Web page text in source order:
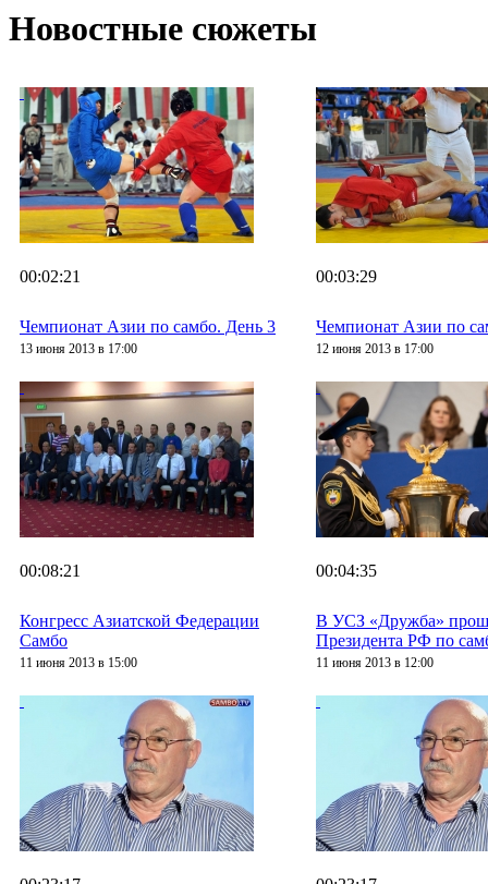
Новостные сюжеты
00:02:21
Чемпионат Азии по самбо. День 3
13 июня 2013 в 17:00
00:03:29
Чемпионат Азии по
12 июня 2013 в 17:00
00:08:21
Конгресс Азиатской Федерации
Самбо
11 июня 2013 в 15:00
00:04:35
В УСЗ «Дружба»
Президента РФ по
11 июня 2013 в 12:00